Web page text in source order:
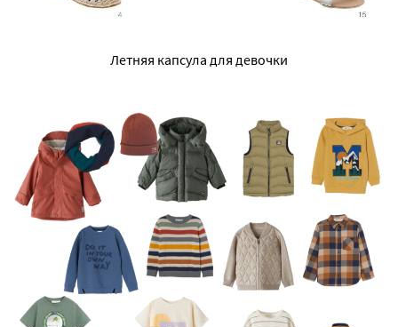
Летняя капсула для девочки